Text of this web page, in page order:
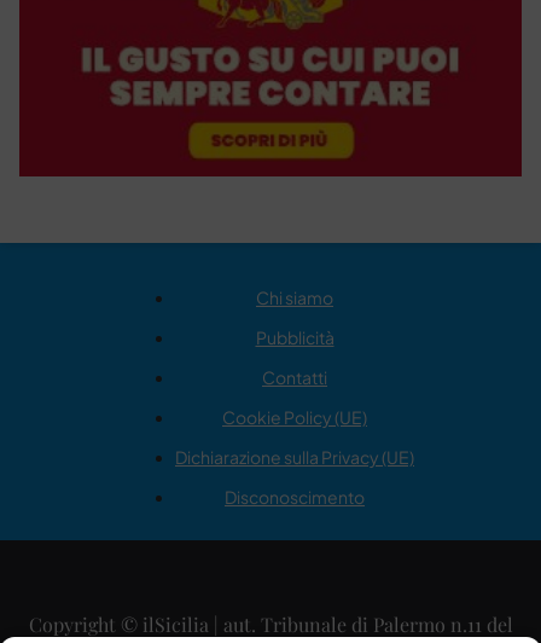
Chi siamo
Pubblicità
Contatti
Cookie Policy (UE)
Dichiarazione sulla Privacy (UE)
Disconoscimento
Copyright © ilSicilia | aut. Tribunale di Palermo n.11 del